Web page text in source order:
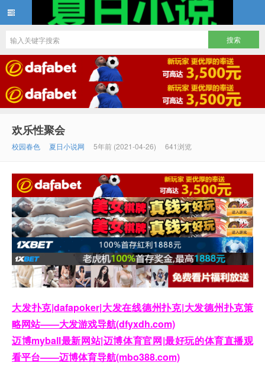
夏日小说
欢乐性聚会
校园春色 夏日小说网 5年前 (2021-04-26) 641浏览
大发扑克|dafapoker|大发在线德州扑克|大发德州扑克策
略网站——大发游戏导航(dfyxdh.com)
迈博myball最新网站|迈博体育官网|最好玩的体育直播观
看平台——迈博体育导航(mbo388.com)